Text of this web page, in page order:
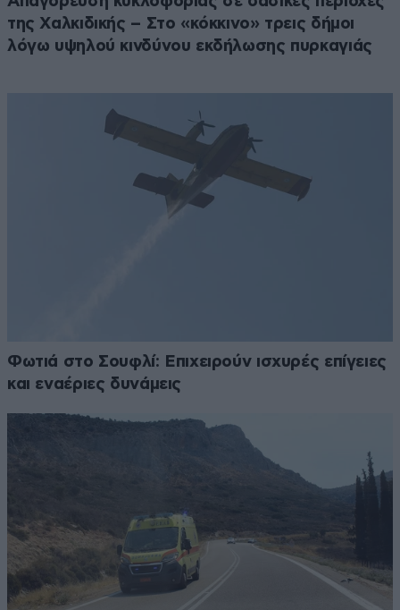
της Χαλκιδικής – Στο «κόκκινο» τρεις δήμοι
λόγω υψηλού κινδύνου εκδήλωσης πυρκαγιάς
Φωτιά στο Σουφλί: Επιχειρούν ισχυρές επίγειες
και εναέριες δυνάμεις